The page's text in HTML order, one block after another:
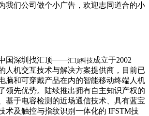
我们公司做个小广告，欢迎志同道合的小
国深圳找汇顶——汇顶科技成立于2002
人机交互技术与解决方案提供商，目前已
脑和可穿戴产品在内的智能移动终端人机
领先优势。陆续推出拥有自主知识产权的
基于电容检测的近场通信技术、具有蓝宝
术及触控与指纹识别一体化的 IFSTM技